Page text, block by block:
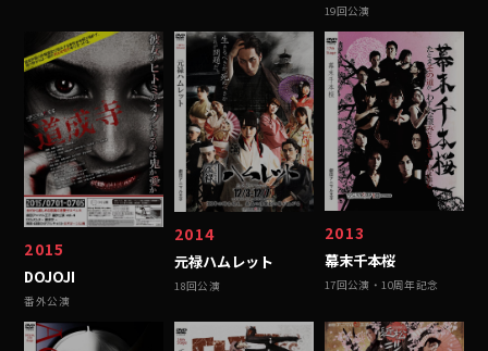
19回公演
2015
DOJOJI
番外公演
2014
元禄ハムレット
18回公演
2013
幕末千本桜
17回公演・10周年記念